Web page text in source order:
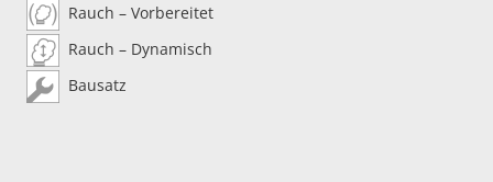
Rauch – Vorbereitet
Rauch – Dynamisch
Bausatz